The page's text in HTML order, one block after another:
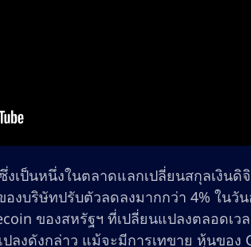
งเป็นหนึ่งในตลาดแลกเปลี่ยนสกุลเงิ
งบริษัทปรับตัวลดลงมากกว่า 4% ในวั
ของสหรัฐฯ ที่เปลี่ยนแปลงตลอดเ
ลงดังกล่าว แม้จะมีการเทขาย หุ้นของ